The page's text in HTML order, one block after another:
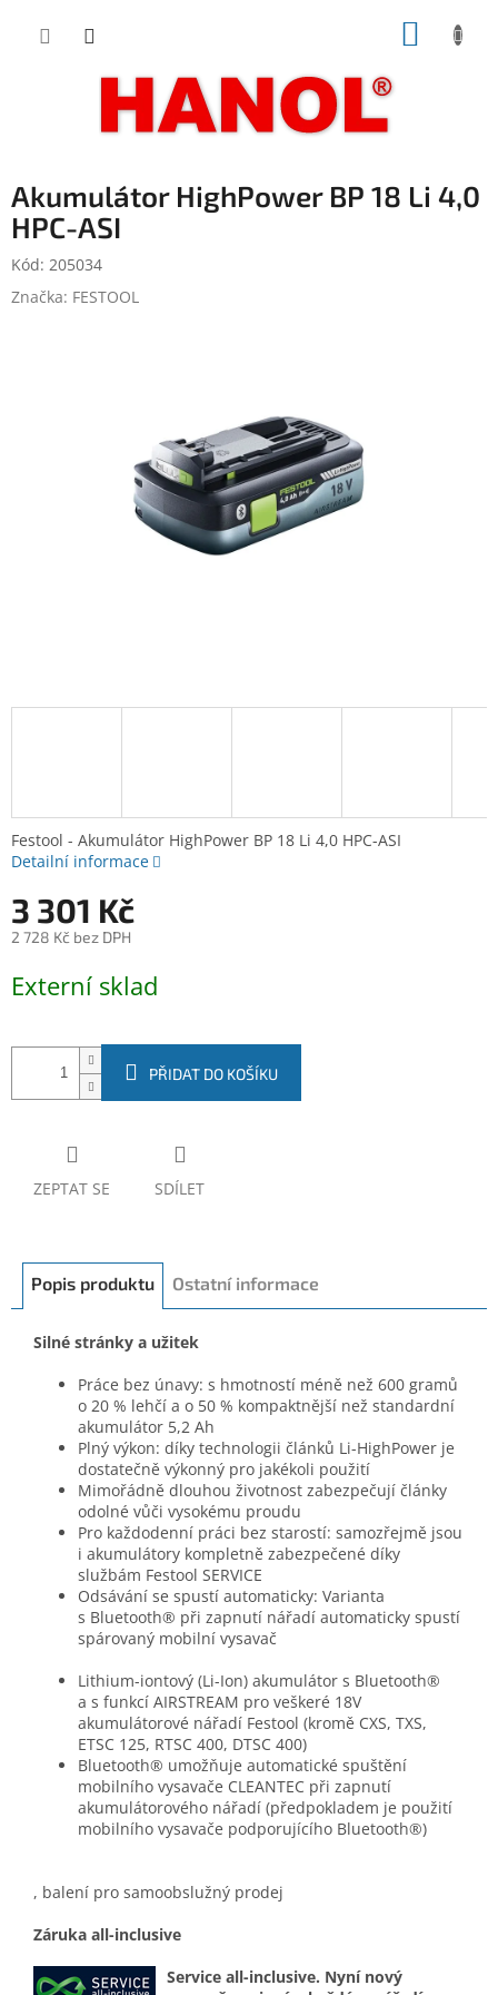
Akumulátor HighPower BP 18 Li 4,0
HPC-ASI
Kód: 205034
Značka: FESTOOL
Festool - Akumulátor HighPower BP 18 Li 4,0 HPC-ASI
Detailní informace
3 301 Kč
2 728 Kč bez DPH
cena:
Externí sklad
PŘIDAT DO KOŠÍKU
ZEPTAT SE SDÍLET
Popis produktu Ostatní informace
Silné stránky a užitek
Práce bez únavy: s hmotností méně než 600 gramů
o 20 % lehčí a o 50 % kompaktnější než standardní
akumulátor 5,2 Ah
Plný výkon: díky technologii článků Li-HighPower je
dostatečně výkonný pro jakékoli použití
Mimořádně dlouhou životnost zabezpečují články
odolné vůči vysokému proudu
Pro každodenní práci bez starostí: samozřejmě jsou
i akumulátory kompletně zabezpečené díky
službám Festool SERVICE
Odsávání se spustí automaticky: Varianta
s Bluetooth® při zapnutí nářadí automaticky spustí
spárovaný mobilní vysavač
Lithium-iontový (Li-Ion) akumulátor s Bluetooth®
a s funkcí AIRSTREAM pro veškeré 18V
akumulátorové nářadí Festool (kromě CXS, TXS,
ETSC 125, RTSC 400, DTSC 400)
Bluetooth® umožňuje automatické spuštění
mobilního vysavače CLEANTEC při zapnutí
akumulátorového nářadí (předpokladem je použití
mobilního vysavače podporujícího Bluetooth®)
, balení pro samoobslužný prodej
Záruka all-inclusive
Service all-inclusive. Nyní nový